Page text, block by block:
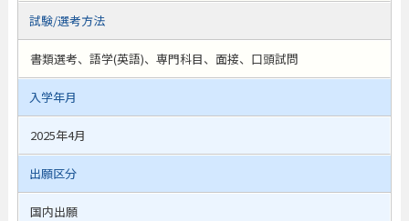
試験/選考方法
書類選考、語学(英語)、専門科目、面接、口頭試問
入学年月
2025年4月
出願区分
国内出願